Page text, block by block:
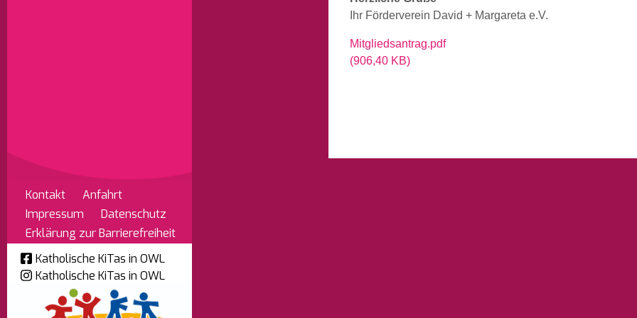
Kontakt
Anfahrt
Impressum
Datenschutz
Erklärung zur Barrierefreiheit
Katholische KiTas in OWL
Katholische KiTas in OWL
Ihr Förderverein David + Margareta e.V.
Mitgliedsantrag.pdf
(906,40 KB)